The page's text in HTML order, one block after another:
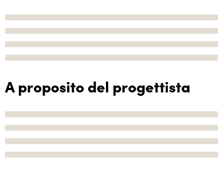
A proposito del progettista